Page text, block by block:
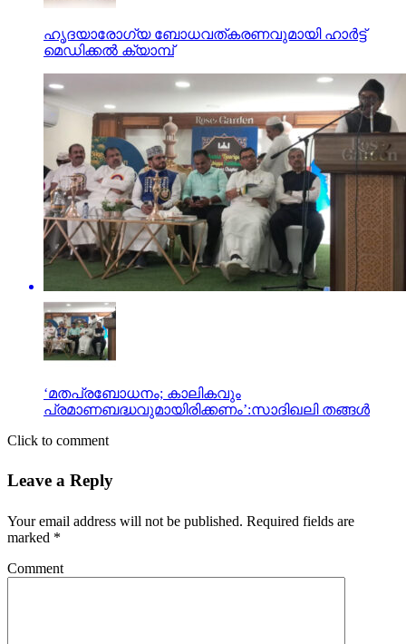
ഹൃദയാരോഗ്യ ബോധവത്കരണവുമായി ഹാര്‍ട്ട്
മെഡിക്കല്‍ ക്യാമ്പ്
‘മതപ്രബോധനം; കാലികവും
പ്രമാണബദ്ധവുമായിരിക്കണം’:സാദിഖലി തങ്ങൾ
Click to comment
Leave a Reply
Your email address will not be published. Required fields are
marked *
Comment